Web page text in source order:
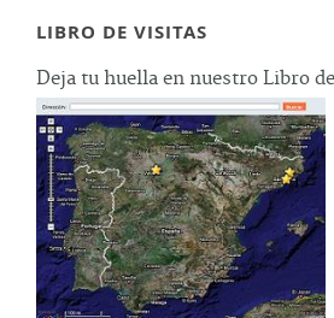
LIBRO DE VISITAS
Deja tu huella en nuestro Libro